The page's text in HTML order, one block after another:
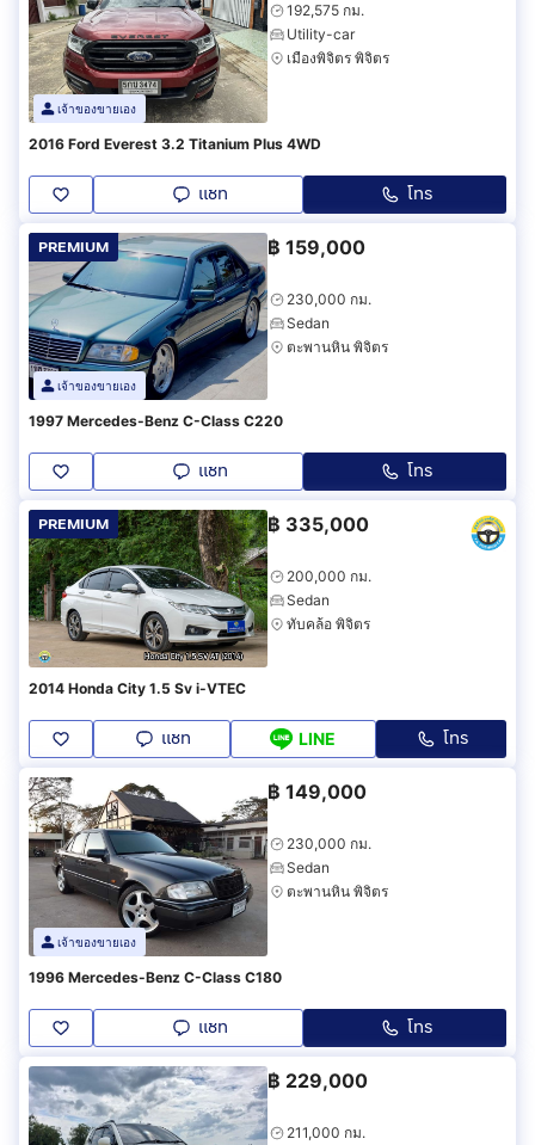
เจ้าของขายเอง
192,575 กม.
Utility-car
เมืองพิจิตร พิจิตร
2016 Ford Everest 3.2 Titanium Plus 4WD
แชท โทร
PREMIUM
เจ้าของขายเอง
฿ 159,000
230,000 กม.
Sedan
ตะพานหิน พิจิตร
1997 Mercedes-Benz C-Class C220
แชท โทร
PREMIUM ฿ 335,000
200,000 กม.
Sedan
ทับคล้อ พิจิตร
2014 Honda City 1.5 Sv i-VTEC
แชท LINE โทร
เจ้าของขายเอง
฿ 149,000
230,000 กม.
Sedan
ตะพานหิน พิจิตร
1996 Mercedes-Benz C-Class C180
แชท โทร
฿ 229,000
211,000 กม.